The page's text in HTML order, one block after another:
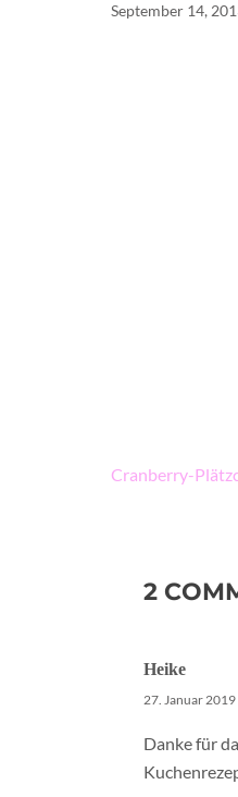
September 14,
Cranberry-
2
Heike
27. Januar 2019
Danke für